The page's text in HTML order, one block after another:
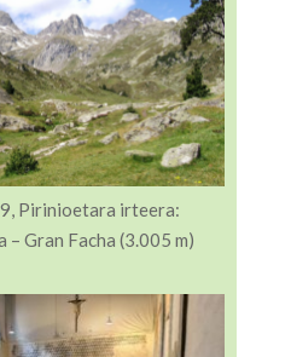
Pirinioetara irteera:
– Gran Facha (3.005 m)